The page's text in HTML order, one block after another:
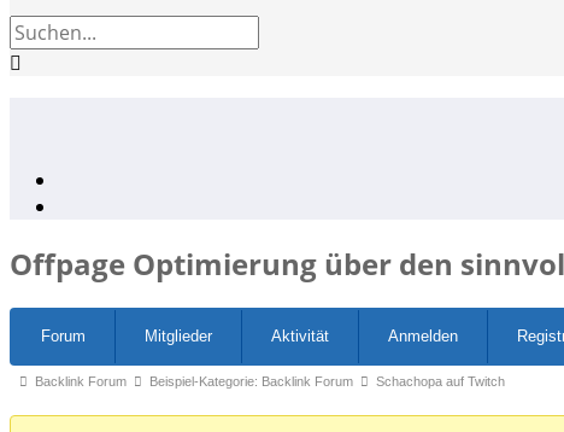
Offpage Optimierung über den
Navigation
Forum Mitglieder Aktivität Anmelden
Forum-
Backlink Forum Beispiel-Kategorie: Backlink Forum Schachopa auf Twitch